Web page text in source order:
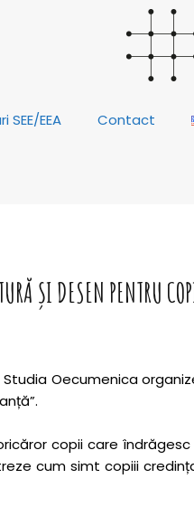
SEE/EEA Contact
ȘI DESEN PENTRU
Studia Oecumenica
copii care
cum simt copiii